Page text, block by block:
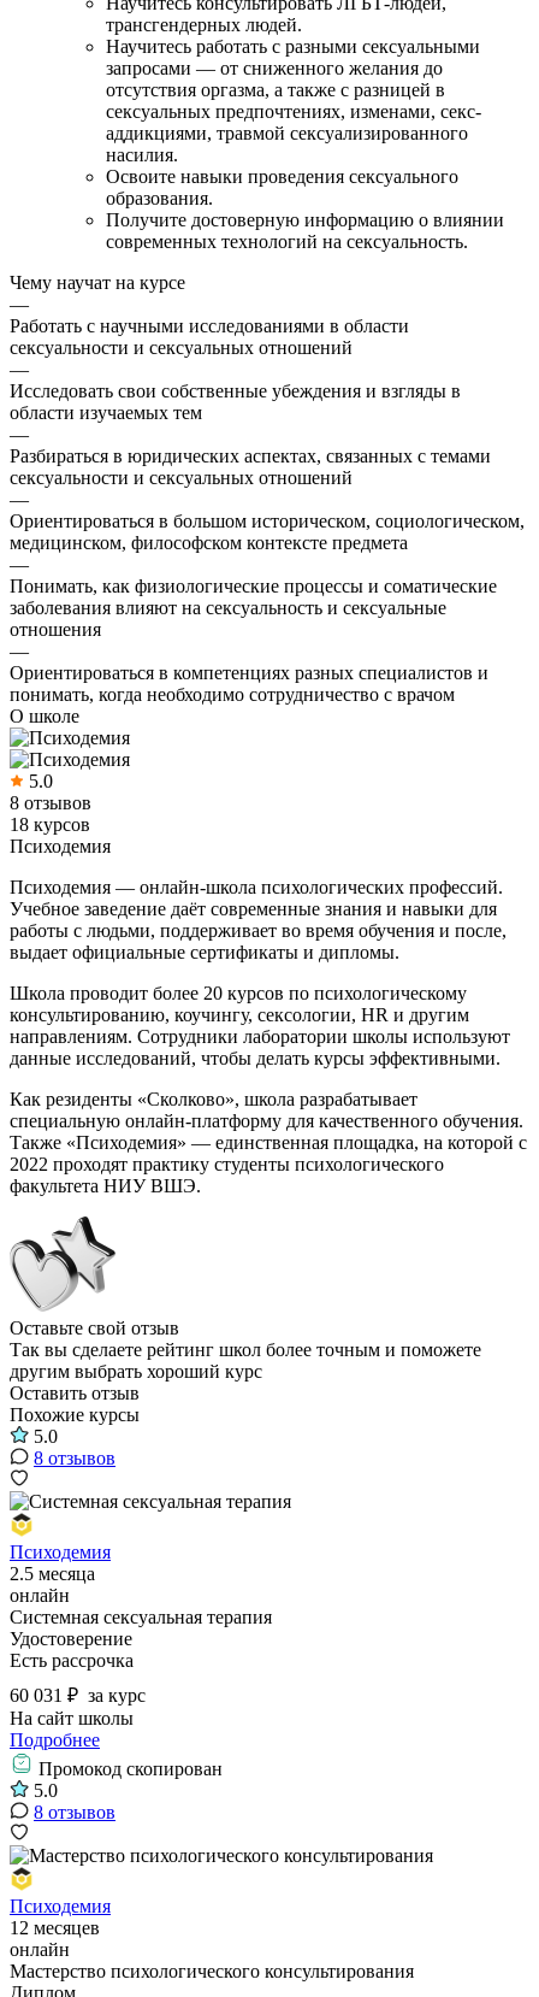
трансгендерных людей.
Научитесь работать с разными сексуальными
запросами — от сниженного желания до
отсутствия оргазма, а также с разницей в
сексуальных предпочтениях, изменами, секс-
аддикциями, травмой сексуализированного
насилия.
Освоите навыки проведения сексуального
образования.
Получите достоверную информацию о влиянии
современных технологий на сексуальность.
Чему научат на курсе
—
Работать с научными исследованиями в области
сексуальности и сексуальных отношений
—
Исследовать свои собственные убеждения и взгляды в
области изучаемых тем
—
Разбираться в юридических аспектах, связанных с темами
сексуальности и сексуальных отношений
—
Ориентироваться в большом историческом, социологическом,
медицинском, философском контексте предмета
—
Понимать, как физиологические процессы и соматические
заболевания влияют на сексуальность и сексуальные
отношения
—
Ориентироваться в компетенциях разных специалистов и
понимать, когда необходимо сотрудничество с врачом
О школе
5.0
8 отзывов
18 курсов
Психодемия
Психодемия — онлайн-школа психологических профессий.
Учебное заведение даёт современные знания и навыки для
работы с людьми, поддерживает во время обучения и после,
выдает официальные сертификаты и дипломы.
Школа проводит более 20 курсов по психологическому
консультированию, коучингу, сексологии, HR и другим
направлениям. Сотрудники лаборатории школы используют
данные исследований, чтобы делать курсы эффективными.
Как резиденты «Сколково», школа разрабатывает
специальную онлайн-платформу для качественного обучения.
Также «Психодемия» — единственная площадка, на которой с
2022 проходят практику студенты психологического
факультета НИУ ВШЭ.
Оставьте свой отзыв
Так вы сделаете рейтинг школ более точным и поможете
другим выбрать хороший курс
Оставить отзыв
Похожие курсы
5.0
8 отзывов
Психодемия
2.5 месяца
онлайн
Системная сексуальная терапия
Удостоверение
Есть рассрочка
60 031 ₽ за курс
На сайт школы
Подробнее
Промокод скопирован
5.0
8 отзывов
Психодемия
12 месяцев
онлайн
Мастерство психологического консультирования
Диплом